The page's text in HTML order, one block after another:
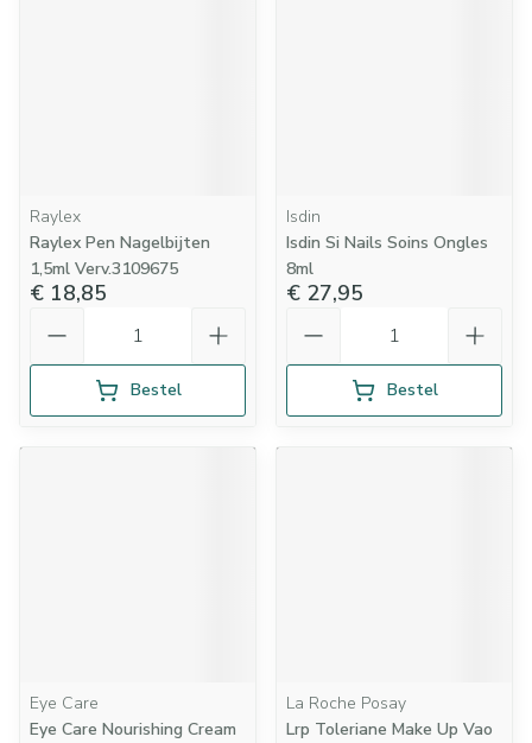
Raylex
Raylex Pen Nagelbijten
1,5ml Verv.3109675
€ 18,85
Bestel
Isdin
Isdin Si Nails Soins Ongles
8ml
€ 27,95
Bestel
Eye Care
Eye Care Nourishing Cream
La Roche Posay
Lrp Toleriane Make Up Vao